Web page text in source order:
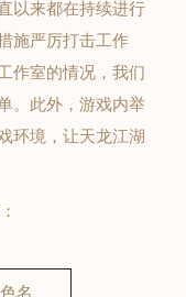
以来都在持续进行
施严厉打击工作
作室的情况，我们
。此外，游戏内举
环境，让天龙江湖
名